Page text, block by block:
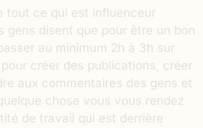
tout ce qui est influenceur
gens disent que pour être un bon
au minimum 2h à 3h sur
pour créer des publications, créer
aux commentaires des gens et
chose vous vous rendez
de travail qui est derrière